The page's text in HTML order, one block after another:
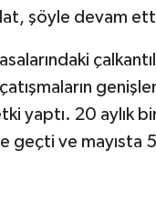
şöyle devam
yaptı. 20 aylık
geçti ve mayısta